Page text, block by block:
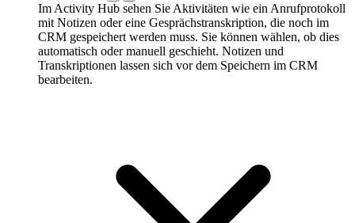
Im Activity Hub sehen Sie Aktivitäten wie ein Anrufprotokoll
mit Notizen oder eine Gesprächstranskription, die noch im
CRM gespeichert werden muss. Sie können wählen, ob dies
automatisch oder manuell geschieht. Notizen und
Transkriptionen lassen sich vor dem Speichern im CRM
bearbeiten.